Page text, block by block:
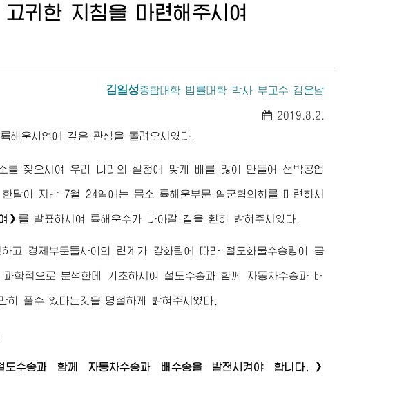
귀한 지침을 마련해주시여
김일성종합대학 법률대학 박사 부교수 김운남
2019.8.2.
해운사업에 깊은 관심을 돌려오시였다.
를 찾으시여 우리 나라의 실정에 맞게 배를 많이 만들어 선박공업
달이 지난 7월 24일에는 몸소 륙해운부문 일군협의회를 마련하시
》 를 발표하시여 륙해운수가 나아갈 길을 환히 밝혀주시였다.
고 경제부문들사이의 련계가 강화됨에 따라 철도화물수송량이 급
학적으로 분석한데 기초하시여 철도수송과 함께 자동차수송과 배
풀수 있다는것을 명철하게 밝혀주시였다.
수송과 함께 자동차수송과 배수송을 발전시켜야 합니다.》